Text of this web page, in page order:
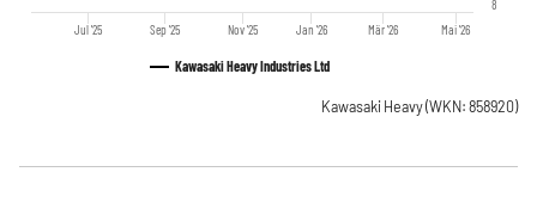
Kawasaki Heavy Industries Ltd
Jul '25 Sep '25 Nov '25 Jan '26 Mär '26 Mai '26
8
Kawasaki Heavy(WKN: 858920)